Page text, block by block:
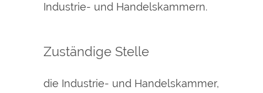
Industrie- und Handelskammern.
Zuständige Stelle
die Industrie- und Handelskammer,